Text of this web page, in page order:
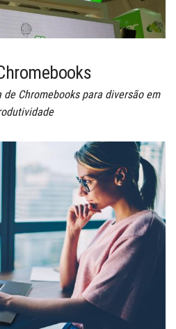
Chromebooks para diversão em